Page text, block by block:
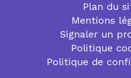
Plan du
Mentions
Signaler un
Politique
Politique de